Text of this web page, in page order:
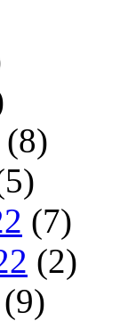
(8)
(7)
(2)
(9)